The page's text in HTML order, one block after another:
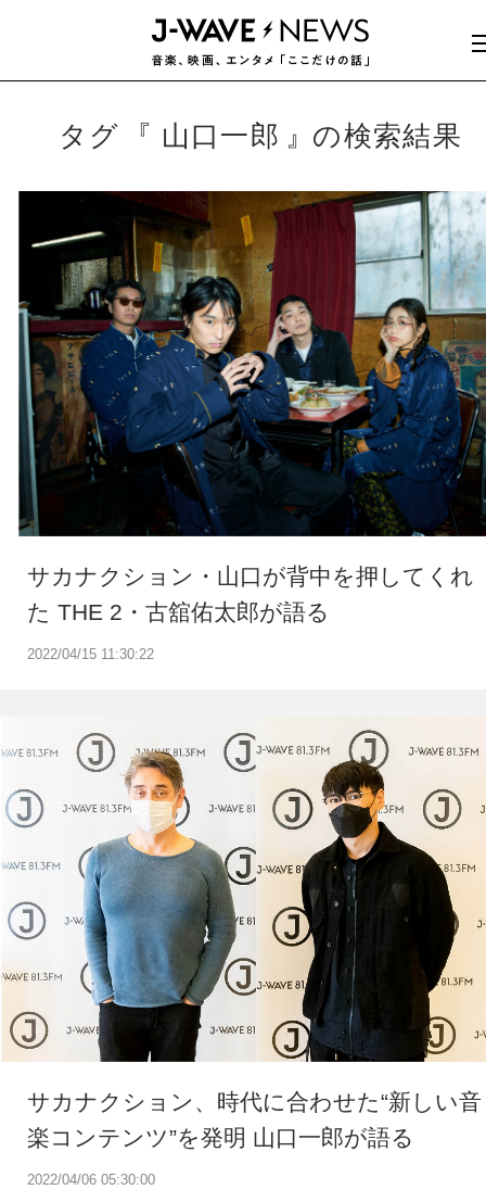
タグ 山口一郎 の検索結果
2022/04/15 11:30:22
サカナクション・山口が背中を押してくれ
た THE 2・古舘佑太郎が語る
2022/04/06 05:30:00
サカナクション、時代に合わせた“新しい音
楽コンテンツ”を発明 山口一郎が語る